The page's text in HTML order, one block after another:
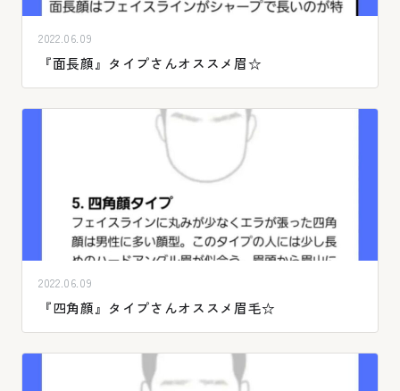
2022.06.09
『面長顔』タイプさんオススメ眉☆
2022.06.09
『四角顔』タイプさんオススメ眉毛☆